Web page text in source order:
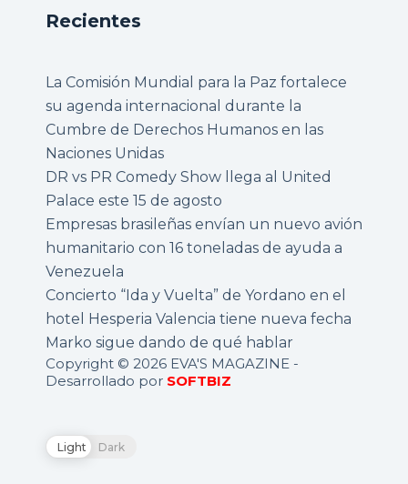
Recientes
La Comisión Mundial para la Paz fortalece
su agenda internacional durante la
Cumbre de Derechos Humanos en las
Naciones Unidas
DR vs PR Comedy Show llega al United
Palace este 15 de agosto
Empresas brasileñas envían un nuevo avión
humanitario con 16 toneladas de ayuda a
Venezuela
Concierto “Ida y Vuelta” de Yordano en el
hotel Hesperia Valencia tiene nueva fecha
Marko sigue dando de qué hablar
Copyright © 2026 EVA'S MAGAZINE -
Desarrollado por SOFTBIZ
Light Dark